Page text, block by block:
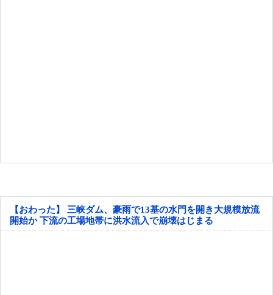
【おわった】 三峡ダム、豪雨で13基の水門を開き大規模放流
開始か 下流の工場地帯に洪水流入で崩壊はじまる